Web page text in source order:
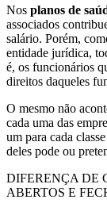
Nos planos de
associados
salário. Porém,
entidade jurídica,
é, os funcionários
direitos daqueles
O mesmo não
cada uma das
um para cada
deles pode ou
DIFERENÇA DE
ABERTOS E